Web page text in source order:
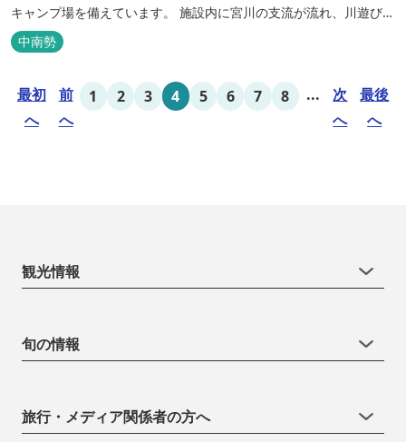
キャンプ場を備えています。 施設内に宮川の支流が流れ、川遊びが
できます。BBQエリア、釣堀もあり、ファミリーやグループでもア
クティビティを楽しめます。 ディナーは併設の「レストラン アン
をお召し上がりい...
中南勢
最初
へ
前
へ
1 2 3 4 5 6 7 8 ...
次
へ
最後
へ
観光情報
旬の情報
旅行・メディア関係者の方へ